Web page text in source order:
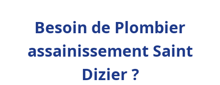
Besoin de Plombier
assainissement Saint
Dizier ?